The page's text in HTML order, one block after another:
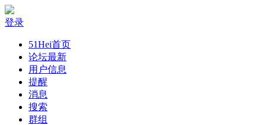
登录
51Hei首页
论坛最新
用户信息
提醒
消息
搜索
群组